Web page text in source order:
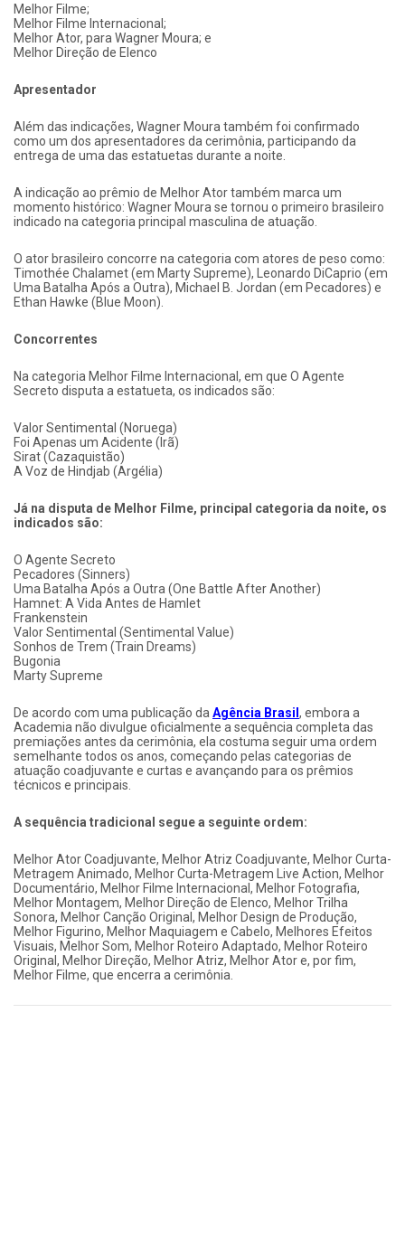
Melhor Filme;
Melhor Filme Internacional;
Melhor Ator, para Wagner Moura; e
Melhor Direção de Elenco
Apresentador
Além das indicações, Wagner Moura também foi confirmado
como um dos apresentadores da cerimônia, participando da
entrega de uma das estatuetas durante a noite.
A indicação ao prêmio de Melhor Ator também marca um
momento histórico: Wagner Moura se tornou o primeiro brasileiro
indicado na categoria principal masculina de atuação.
O ator brasileiro concorre na categoria com atores de peso como:
Timothée Chalamet (em Marty Supreme), Leonardo DiCaprio (em
Uma Batalha Após a Outra), Michael B. Jordan (em Pecadores) e
Ethan Hawke (Blue Moon).
Concorrentes
Na categoria Melhor Filme Internacional, em que O Agente
Secreto disputa a estatueta, os indicados são:
Valor Sentimental (Noruega)
Foi Apenas um Acidente (Irã)
Sirat (Cazaquistão)
A Voz de Hindjab (Argélia)
Já na disputa de Melhor Filme, principal categoria da noite, os
indicados são:
O Agente Secreto
Pecadores (Sinners)
Uma Batalha Após a Outra (One Battle After Another)
Hamnet: A Vida Antes de Hamlet
Frankenstein
Valor Sentimental (Sentimental Value)
Sonhos de Trem (Train Dreams)
Bugonia
Marty Supreme
De acordo com uma publicação da Agência Brasil, embora a
Academia não divulgue oficialmente a sequência completa das
premiações antes da cerimônia, ela costuma seguir uma ordem
semelhante todos os anos, começando pelas categorias de
atuação coadjuvante e curtas e avançando para os prêmios
técnicos e principais.
A sequência tradicional segue a seguinte ordem:
Melhor Ator Coadjuvante, Melhor Atriz Coadjuvante, Melhor Curta-
Metragem Animado, Melhor Curta-Metragem Live Action, Melhor
Documentário, Melhor Filme Internacional, Melhor Fotografia,
Melhor Montagem, Melhor Direção de Elenco, Melhor Trilha
Sonora, Melhor Canção Original, Melhor Design de Produção,
Melhor Figurino, Melhor Maquiagem e Cabelo, Melhores Efeitos
Visuais, Melhor Som, Melhor Roteiro Adaptado, Melhor Roteiro
Original, Melhor Direção, Melhor Atriz, Melhor Ator e, por fim,
Melhor Filme, que encerra a cerimônia.